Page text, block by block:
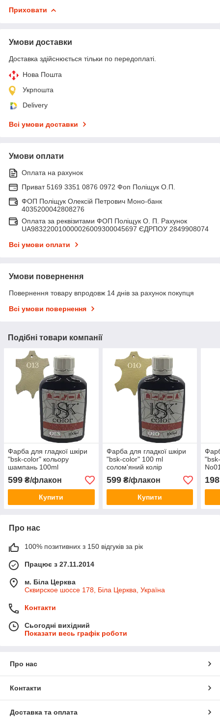
Приховати
Умови доставки
Доставка здійснюється тільки по передоплаті.
Нова Пошта
Укрпошта
Delivery
Всі умови доставки
Умови оплати
Оплата на рахунок
Приват 5169 3351 0876 0972 Фоп Поліщук О.П.
ФОП Поліщук Олексій Петрович Моно-банк
4035200042808276
Оплата за реквізитами ФОП Поліщук О. П. Рахунок
UA983220010000026009300045697 ЄДРПОУ 2849908074
Всі умови оплати
Умови повернення
Повернення товару впродовж 14 днів за рахунок покупця
Всі умови повернення
Подібні товари компанії
Фарба для гладкої шкіри
"bsk-color" кольору
шампань 100ml
599 ₴/флакон
Купити
Фарба для гладкої шкіри
"bsk-color" 100 ml
солом'яний колір
599₴/флакон
Купити
198
Про нас
100% позитивних з 150 відгуків за рік
Працює з 27.11.2014
м. Біла Церква
Сквирское шоссе 178, Біла Церква, Україна
Контакти
Сьогодні вихідний
Показати весь графік роботи
Про нас
Контакти
Доставка та оплата